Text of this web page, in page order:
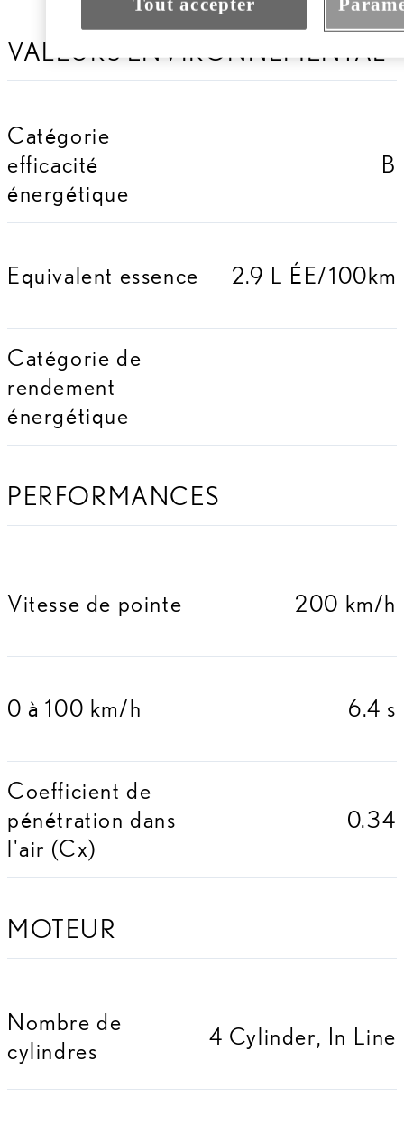
VALEURS ENVIRONNEMENTAL
Catégorie
efficacité
énergétique
B
Equivalent essence 2.9 L ÉE/100km
Catégorie de
rendement
énergétique
PERFORMANCES
Vitesse de pointe 200 km/h
0 à 100 km/h 6.4 s
Coefficient de
pénétration dans
l'air (Cx)
0.34
MOTEUR
Nombre de
cylindres
4 Cylinder, In Line